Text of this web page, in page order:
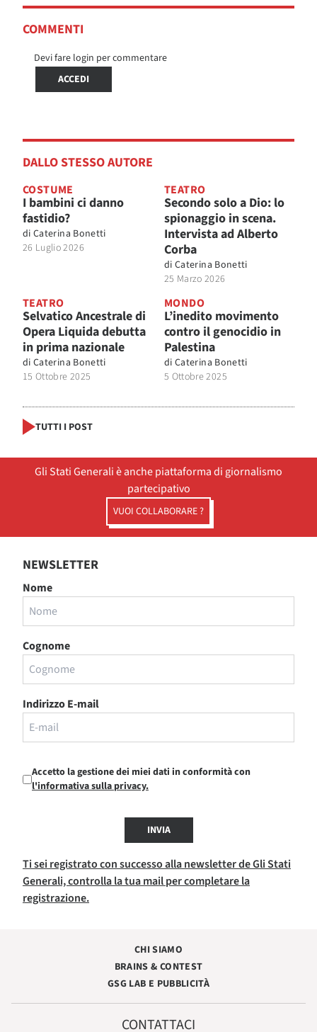
COMMENTI
Devi fare login per commentare
ACCEDI
DALLO STESSO AUTORE
COSTUME
I bambini ci danno
fastidio?
di Caterina Bonetti
26 Luglio 2026
TEATRO
Secondo solo a Dio: lo
spionaggio in scena.
Intervista ad Alberto
Corba
di Caterina Bonetti
25 Marzo 2026
TEATRO
Selvatico Ancestrale di
Opera Liquida debutta
in prima nazionale
di Caterina Bonetti
15 Ottobre 2025
MONDO
L’inedito movimento
contro il genocidio in
Palestina
di Caterina Bonetti
5 Ottobre 2025
TUTTI I POST
Gli Stati Generali è anche piattaforma di giornalismo
partecipativo
VUOI COLLABORARE ?
NEWSLETTER
Nome
Cognome
Indirizzo E-mail
Accetto la gestione dei miei dati in conformità con
l'informativa sulla privacy.
INVIA
Ti sei registrato con successo alla newsletter de Gli Stati
Generali, controlla la tua mail per completare la
registrazione.
CHI SIAMO
BRAINS & CONTEST
GSG LAB E PUBBLICITÀ
CONTATTACI